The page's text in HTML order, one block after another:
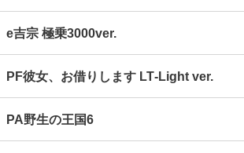
e吉宗 極乗3000ver.
PF彼女、お借りします LT‐Light ver.
PA野生の王国6